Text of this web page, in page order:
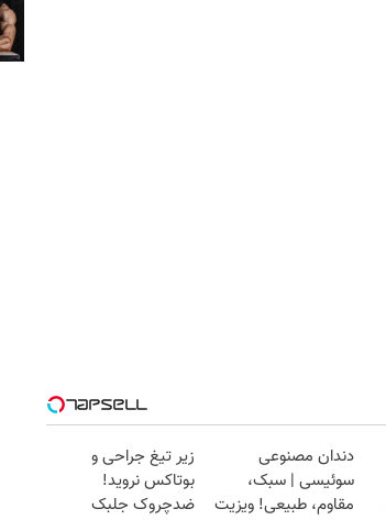
دندان مصنوعی
سوئیسی | سبک،
مقاوم، طبیعی! ویزیت
زیر تیغ جراحی و
بوتاکس نروید!
ضدچروک جلبک